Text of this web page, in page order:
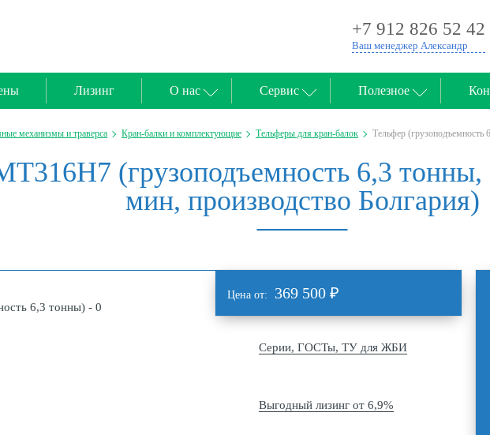
+7 912 826 52 42
Ваш менеджер Александр
Лизинг О нас Сервис Полезное
механизмы и траверса Кран-балки и комплектующие Тельферы для кран-балок Тельфер (грузоподъемность
(грузоподъемность 6,3 тонны,
мин, производство Болгария)
Цена от: 369 500 ₽
Серии, ГОСТы, ТУ для ЖБИ
Выгодный лизинг от 6,9%